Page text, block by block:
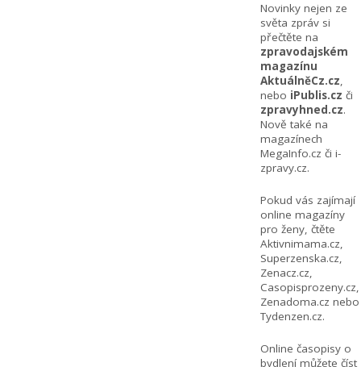
Novinky nejen ze
světa zpráv si
přečtěte na
zpravodajském
magazínu
AktuálněCz.cz,
nebo iPublis.cz či
zpravyhned.cz.
Nově také na
magazínech
MegaInfo.cz či i-
zpravy.cz.
Pokud vás zajímají
online magazíny
pro ženy, čtěte
Aktivnimama.cz,
Superzenska.cz,
Zenacz.cz,
Casopisprozeny.cz,
Zenadoma.cz nebo
Tydenzen.cz.
Online časopisy o
bydlení můžete číst